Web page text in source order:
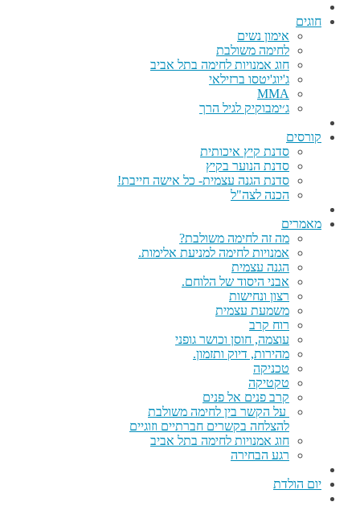
חוגים
אימון נשים
לחימה משולבת
חוג אמנויות לחימה בתל אביב
ג'יוג'יטסו ברזילאי
MMA
ג׳ימבוקיק לגיל הרך
קורסים
סדנת קיץ איכותית
סדנת הנוער בקיץ
סדנת הגנה עצמית- כל אישה חייבת!
הכנה לצה"ל
מאמרים
מה זה לחימה משולבת?
אמנויות לחימה למניעת אלימות.
הגנה עצמית
אבני היסוד של הלוחם.
רצון ונחישות
משמעת עצמית
רוח קרב
עוצמה, חוסן וכושר גופני
מהירות, דיוק ותזמון.
טכניקה
טקטיקה
קרב פנים אל פנים
על הקשר בין לחימה משולבת
להצלחה בקשרים חברתיים וזוגיים
חוג אמנויות לחימה בתל אביב
רגע הבחירה
יום הולדת